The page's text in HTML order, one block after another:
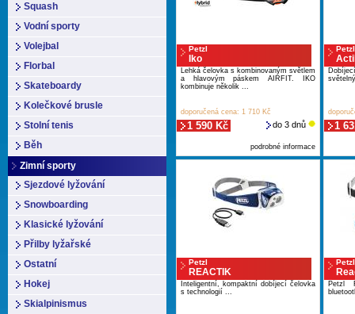
Squash
Vodní sporty
Volejbal
Florbal
Skateboardy
Kolečkové brusle
Stolní tenis
Běh
Zimní sporty
Sjezdové lyžování
Snowboarding
Klasické lyžování
Přilby lyžařské
Ostatní
Hokej
Skialpinismus
Petzl
Iko
Lehká čelovka s kombinovaným světlem
a hlavovým páskem AIRFIT. IKO
kombinuje několik ...
doporučená cena: 1 710 Kč
1 590 Kč do 3 dnů
podrobné informace
Petzl
1
Petzl
REACTIK
Inteligentní, kompaktní dobíjecí čelovka
s technologií ...
Petzl
Petzl